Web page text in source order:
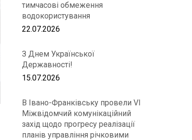
тимчасові обмеження
водокористування
22.07.2026
З Днем Української
Державності!
15.07.2026
В Івано-Франківську провели VІ
Міжвідомчий комунікаційний
захід щодо прогресу реалізації
планів управління річковими